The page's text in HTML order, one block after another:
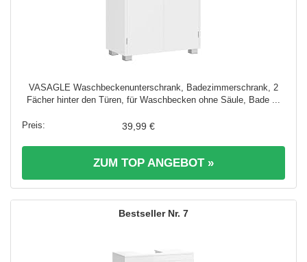
VASAGLE Waschbeckenunterschrank, Badezimmerschrank, 2
Fächer hinter den Türen, für Waschbecken ohne Säule, Bade ...
39,99 €
ZUM TOP ANGEBOT »
7